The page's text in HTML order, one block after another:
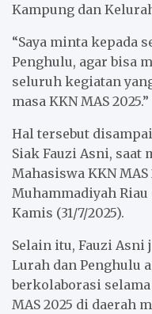
Kampung dan
“Saya minta kepada
Penghulu, agar bisa
seluruh kegiatan
masa KKN MAS 2025.”
Hal tersebut
Siak Fauzi Asni, saat
Mahasiswa KKN
Muhammadiyah Riau
Kamis (31/7/2025).
Selain itu, Fauzi Asni
Lurah dan Penghulu
berkolaborasi
MAS 2025 di daerah